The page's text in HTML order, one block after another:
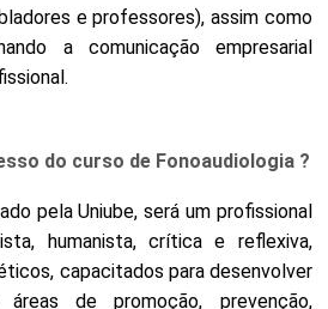
e professores), assim como
a comunicação empresarial
do curso de Fonoaudiologia ?
pela Uniube, será um profissional
humanista, crítica e reflexiva,
capacitados para desenvolver
de promoção, prevenção,